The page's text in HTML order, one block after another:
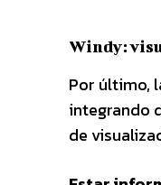
Windy:
Por último,
integrando
de